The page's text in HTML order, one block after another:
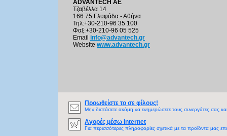
ADVANTECH AE
Τζαβέλλα 14
166 75 Γλυφάδα - Αθήνα
Τηλ:+30-210-96 35 100
Φαξ:+30-210-96 05 525
Email info@advantech.gr
Website www.advantech.gr
Προωθείστε το σε φίλους!
Μην διστάσετε ακόμη να ενημερώσετε τους συνεργάτες σας
Αγορές μέσω Internet
Για περισσότερες πληροφορίες σχετικά με τα προϊόντα μας